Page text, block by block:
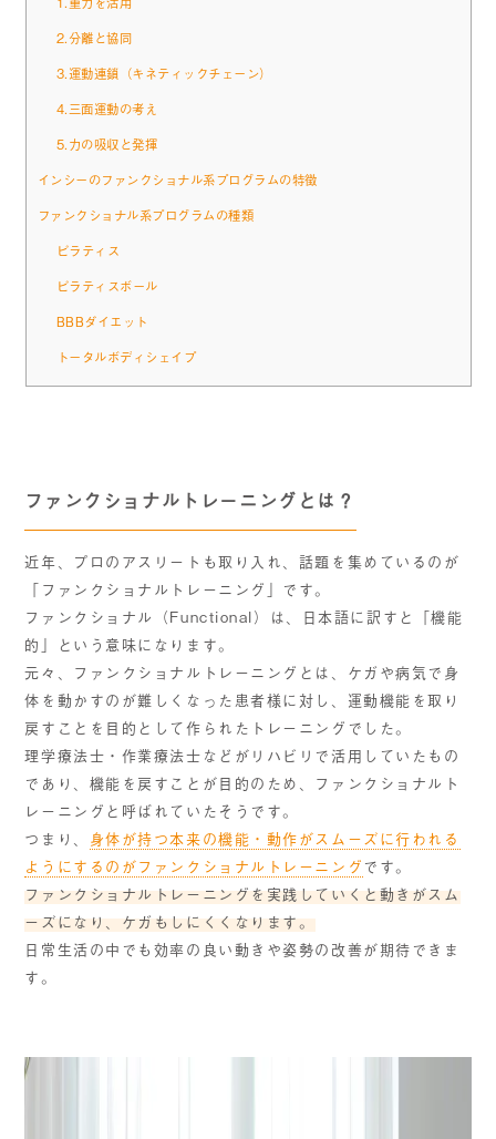
2.分離と協同
3.運動連鎖（キネティックチェーン）
4.三面運動の考え
5.力の吸収と発揮
インシーのファンクショナル系プログラムの特徴
ファンクショナル系プログラムの種類
ピラティス
ピラティスボール
BBBダイエット
トータルボディシェイプ
ファンクショナルトレーニングとは？
近年、プロのアスリートも取り入れ、話題を集めているのが
「ファンクショナルトレーニング」です。
ファンクショナル（Functional）は、日本語に訳すと「機能
的」という意味になります。
元々、ファンクショナルトレーニングとは、ケガや病気で身
体を動かすのが難しくなった患者様に対し、運動機能を取り
戻すことを目的として作られたトレーニングでした。
理学療法士・作業療法士などがリハビリで活用していたもの
であり、機能を戻すことが目的のため、ファンクショナルト
レーニングと呼ばれていたそうです。
つまり、 身体が持つ本来の機能・動作がスムーズに行われる
ようにするのがファンクショナルトレーニング です。
ファンクショナルトレーニングを実践していくと動きがスム
ーズになり、ケガもしにくくなります。
日常生活の中でも効率の良い動きや姿勢の改善が期待できま
す。